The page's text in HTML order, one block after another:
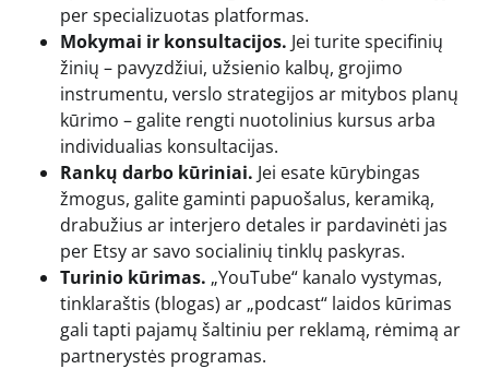
per specializuotas platformas.
Mokymai ir konsultacijos. Jei turite specifinių
žinių – pavyzdžiui, užsienio kalbų, grojimo
instrumentu, verslo strategijos ar mitybos planų
kūrimo – galite rengti nuotolinius kursus arba
individualias konsultacijas.
Rankų darbo kūriniai. Jei esate kūrybingas
žmogus, galite gaminti papuošalus, keramiką,
drabužius ar interjero detales ir pardavinėti jas
per Etsy ar savo socialinių tinklų paskyras.
Turinio kūrimas. „YouTube“ kanalo vystymas,
tinklaraštis (blogas) ar „podcast“ laidos kūrimas
gali tapti pajamų šaltiniu per reklamą, rėmimą ar
partnerystės programas.